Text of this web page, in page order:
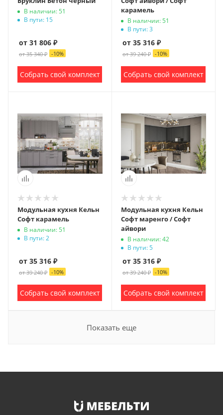
В наличии: 51
В пути: 15
от 31 806 ₽
от 35 340 ₽ -10%
Собрать свой комплект
карамель
В наличии: 51
В пути: 3
от 35 316 ₽
от 39 240 ₽ -10%
Собрать свой комплект
Модульная кухня Кельн
Софт карамель
В наличии: 51
В пути: 2
от 35 316 ₽
от 39 240 ₽ -10%
Собрать свой комплект
Модульная кухня Кельн
Софт маренго / Софт
айвори
В наличии: 42
В пути: 5
от 35 316 ₽
от 39 240 ₽ -10%
Собрать свой комплект
Показать еще